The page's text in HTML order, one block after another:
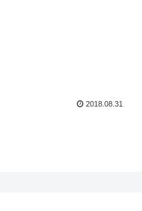
2018.08.31